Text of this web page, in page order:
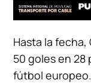
Hasta la
50 goles en 28
fútbol europeo.